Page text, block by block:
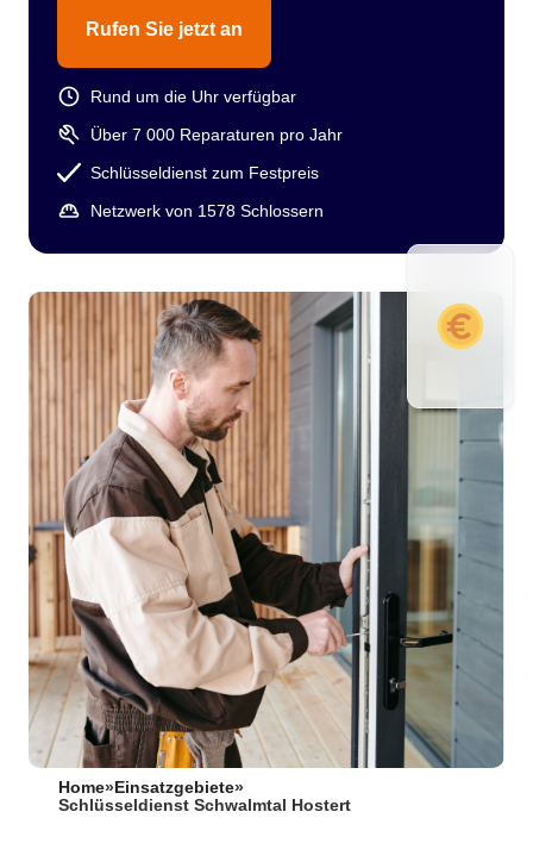
Rufen Sie jetzt an
Rund um die Uhr verfügbar
Über 7 000 Reparaturen pro Jahr
Schlüsseldienst zum Festpreis
Netzwerk von 1578 Schlossern
Home» Einsatzgebiete»
Schlüsseldienst Schwalmtal Hostert